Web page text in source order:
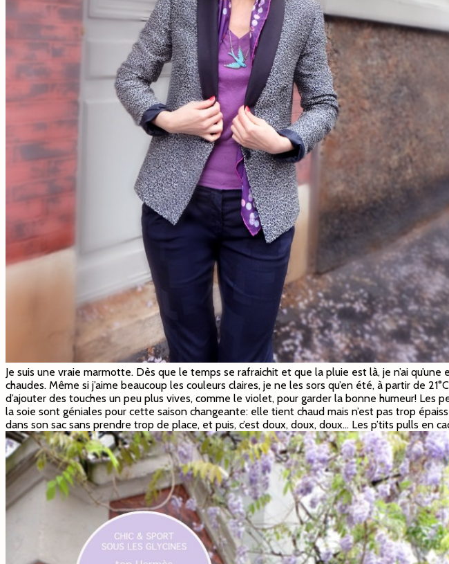
Je suis une vraie marmotte. Dès que le temps se rafraichit et que la pluie est là, je n’ai
chaudes. Même si j’aime beaucoup les couleurs claires, je ne les sors qu’en été, à partir de
d’ajouter des touches un peu plus vives, comme le violet, pour garder la bonne humeur!
la soie sont géniales pour cette saison changeante: elle tient chaud mais n’est pas trop
dans son sac sans prendre trop de place, et puis, c’est doux, doux, doux… Les p’tits pulls